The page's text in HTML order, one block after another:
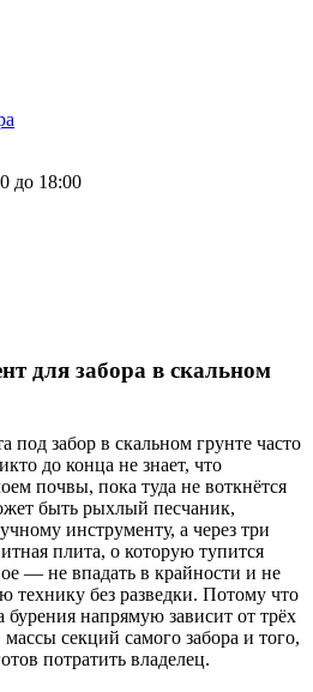
до 18:00
для забора в скальном
под забор в скальном грунте часто
до конца не знает, что
почвы, пока туда не воткнётся
быть рыхлый песчаник,
инструменту, а через три
плита, о которую тупится
— не впадать в крайности и не
технику без разведки. Потому что
напрямую зависит от трёх
секций самого забора и того,
потратить владелец.